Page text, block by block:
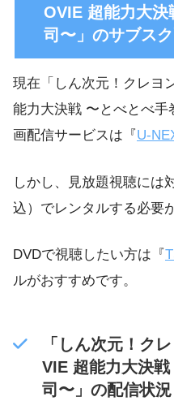
OVIE 超能力大
司〜」のサブス
現在「しん次元！クレヨ
能力大決戦 〜とべとべ手
画配信サービスは『U-
しかし、見放題視聴には
込）でレンタルする必要
DVDで視聴したい方は『
ルがおすすめです。
「しん次元！ク
VIE 超能力大決
司〜」の配信状況